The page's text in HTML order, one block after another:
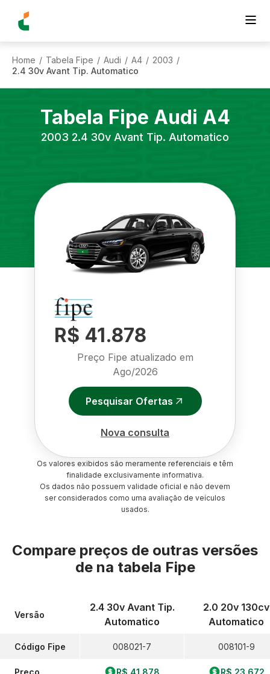
Home / Tabela Fipe / Audi / A4 / 2003 /
2.4 30v Avant Tip. Automatico
Tabela Fipe Audi A4
2003 2.4 30v Avant Tip. Automatico
R$ 41.878
Preço Fipe atualizado em
Ago/2026
Pesquisar Ofertas
Nova consulta
Os valores exibidos são meramente referenciais e têm
finalidade exclusivamente informativa.
Os dados não possuem validade oficial e não devem
ser considerados como uma avaliação de veículos
usados.
Compare preços de outras versões
de na tabela Fipe
Versão
Código Fipe
Preço
2.4 30v Avant Tip.
Automatico
008021-7
R$ 41.878
2.0 20v 130cv
Automatico
008101-9
R$ 23.672